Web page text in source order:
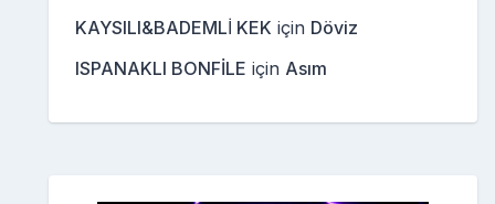
KAYSILI&BADEMLİ KEK için Döviz
ISPANAKLI BONFİLE için Asım